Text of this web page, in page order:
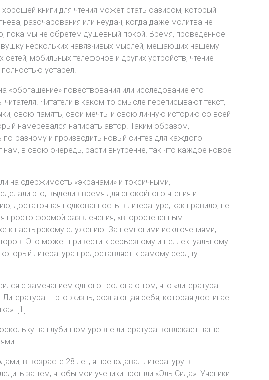
книги для чтения может стать оазисом, который
разочарования или неудач, когда даже молитва не
пока мы не обретем душевный покой. Время, проведенное
нескольких навязчивых мыслей, мешающих нашему
мобильных телефонов и других устройств, чтение
устарел.
«обогащение» повествования или исследование его
Читатели в каком-то смысле переписывают текст,
свою память, свои мечты и свою личную историю со всей
намеревался написать автор. Таким образом,
разному и производить новый синтез для каждого
в свою очередь, расти внутренне, так что каждое новое
на одержимость «экранами» и токсичными,
это, выделив время для спокойного чтения и
достаточная подкованность в литературе, как правило, не
просто формой развлечения, «второстепенным
к пастырскому служению. За немногими исключениями,
Это может привести к серьезному интеллектуальному
литература предоставляет к самому сердцу
с замечанием одного теолога о том, что «литература…
— это жизнь, сознающая себя, которая достигает
[1]
на глубинном уровне литература вовлекает наше
в возрасте 28 лет, я преподавал литературу в
за тем, чтобы мои ученики прошли «Эль Сида». Ученики